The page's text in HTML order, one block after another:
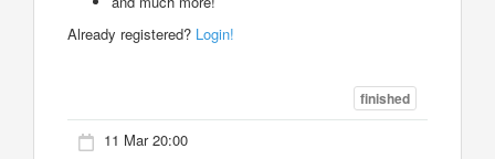
Already registered? Login!
finished
11 Mar 20:00